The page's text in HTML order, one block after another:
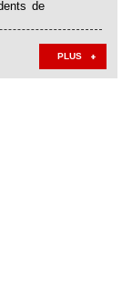
de
PLUS